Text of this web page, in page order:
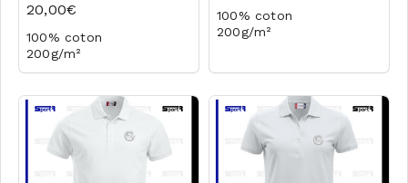
20,00€
100% coton
200g/m²
Logo coeur brodé
100% coton
200g/m²